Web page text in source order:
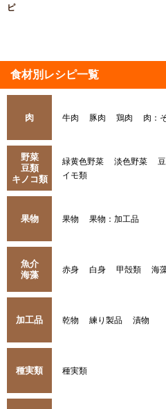
ピ
食材別レシピ一覧
肉 牛肉 豚肉 鶏肉 肉：
野菜
豆類
キノコ類
緑黄色野菜 淡色野菜
イモ類
果物 果物 果物：加工品
魚介
海藻
赤身 白身 甲殻類 海
加工品 乾物 練り製品 漬物
種実類 種実類